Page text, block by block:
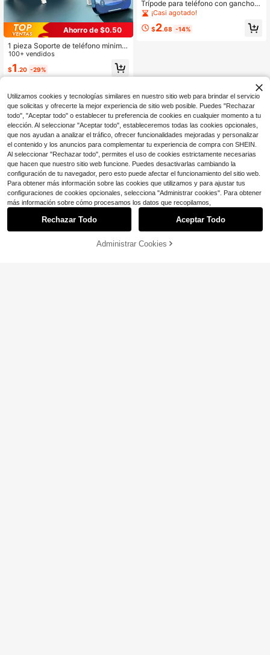
Ahorro de $0.50
1 pieza Soporte de teléfono minimal
ista ultra delgado, soporte adhesivo
mini, plegable, portátil, adecuado p
ara iPhone, teléfonos Android, regal
o de cumpleaños, soporte de teléfo
s de teléfono
100+ vendidos
$1 .20 -29%
Trípode para teléfono con gancho o
culto y orificio de tornillo de 0.64c
teléfono compatible con iPhone 17/
¡Casi agotado!
$2.68 -14%
¡20% DE DESCUENTO! AÑADIR A LA BOLSA
Utilizamos cookies y tecnologías similares en nuestro sitio web para brindar el servicio
que solicitas y ofrecerte la mejor experiencia de sitio web posible. Puedes "Rechazar
todo", "Aceptar todo" o establecer tu preferencia de cookies en cualquier momento a tu
elección. Al seleccionar "Aceptar todo", estableceremos todas las cookies opcionales,
que nos ayudan a analizar el tráfico, ofrecer funcionalidades mejoradas y personalizar
el contenido y los anuncios para complementar tu experiencia de compra con SHEIN.
Al seleccionar "Rechazar todo", permites el uso de cookies estrictamente necesarias
que hacen que nuestro sitio web funcione. Puedes desactivarlas cambiando la
configuración de tu navegador, pero esto puede afectar el funcionamiento del sitio web.
Para obtener más información sobre las cookies que utilizamos y para ajustar tus
configuraciones de cookies opcionales, selecciona "Administrar cookies". Para obtener
más información sobre cómo procesamos los datos que recopilamos,
Rechazar Todo Aceptar Todo
Administrar Cookies